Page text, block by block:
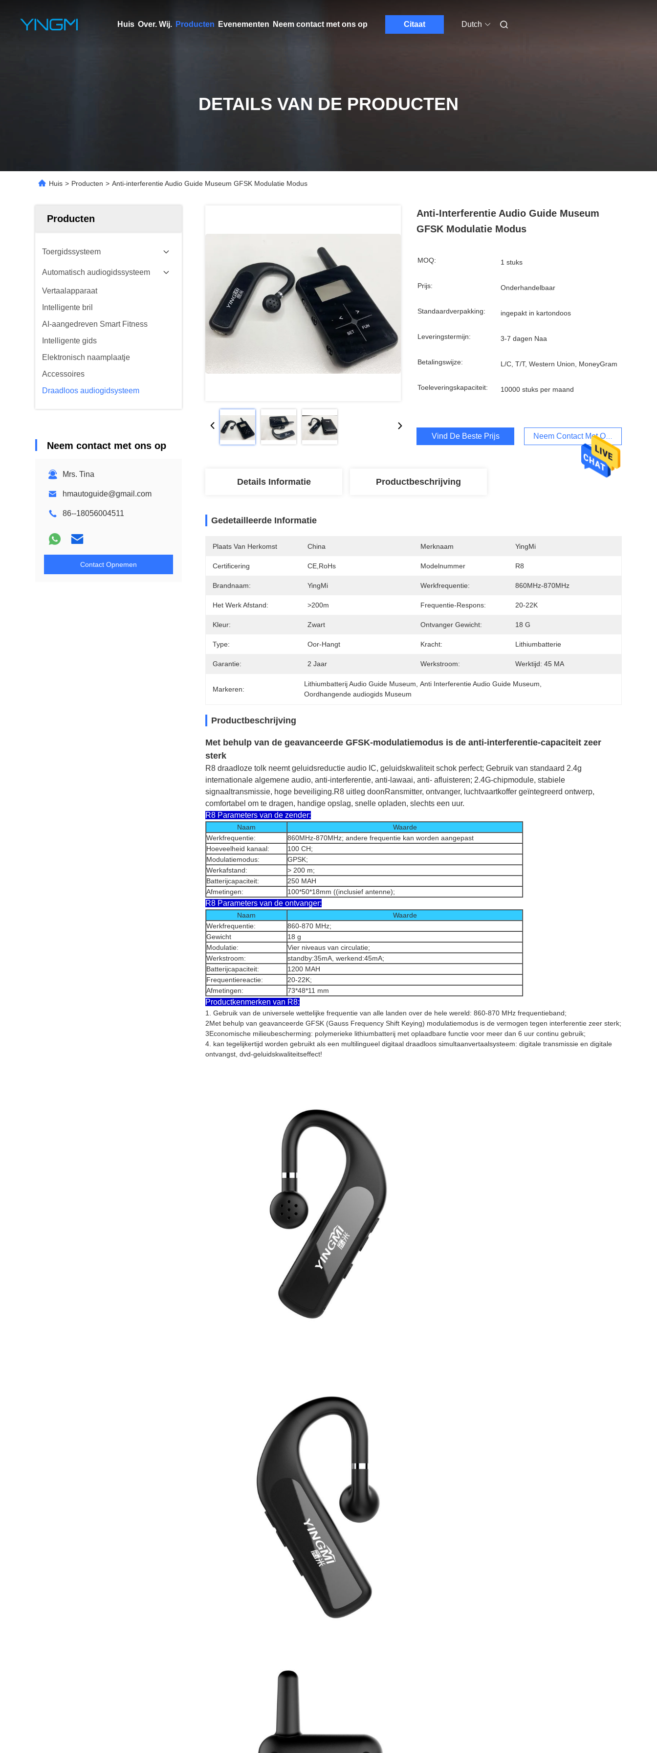
Huis Over. Wij. Producten Evenementen Neem contact met ons op Citaat Dutch
DETAILS VAN DE PRODUCTEN
Huis > Producten > Anti-interferentie Audio Guide Museum GFSK Modulatie Modus
Producten
Toergidssysteem
Automatisch audiogidssysteem
Vertaalapparaat
Intelligente bril
AI-aangedreven Smart Fitness
Intelligente gids
Elektronisch naamplaatje
Accessoires
Draadloos audiogidsysteem
Neem contact met ons op
Mrs. Tina
hmautoguide@gmail.com
86--18056004511
Contact Opnemen
Anti-Interferentie Audio Guide Museum
GFSK Modulatie Modus
MOQ: 1 stuks
Prijs: Onderhandelbaar
Standaardverpakking: ingepakt in kartondoos
Leveringstermijn: 3-7 dagen Naa
Betalingswijze: L/C, T/T, Western Union, MoneyGram
Toeleveringskapaciteit: 10000 stuks per maand
Vind De Beste Prijs Neem Contact Met Ons Op
Details Informatie Productbeschrijving
Gedetailleerde Informatie
Plaats Van Herkomst China Merknaam YingMi
Certificering CE,RoHs Modelnummer R8
Brandnaam: YingMi Werkfrequentie: 860MHz-870MHz
Het Werk Afstand: >200m Frequentie-Respons: 20-22K
Kleur: Zwart Ontvanger Gewicht: 18 G
Type: Oor-Hangt Kracht: Lithiumbatterie
Garantie: 2 Jaar Werkstroom: Werktijd: 45 MA
Markeren:
Lithiumbatterij Audio Guide Museum , Anti Interferentie Audio Guide Museum
Oordhangende audiogids Museum
Productbeschrijving
Met behulp van de geavanceerde GFSK-modulatiemodus is de anti-interferentie-capaciteit zeer
sterk
R8 draadloze tolk neemt geluidsreductie audio IC, geluidskwaliteit schok perfect; Gebruik van standaard 2.4g
internationale algemene audio, anti-interferentie, anti-lawaai, anti- afluisteren; 2.4G-chipmodule, stabiele
signaaltransmissie, hoge beveiliging.R8 uitleg doortRansmitter, ontvanger, luchtvaartkoffer geïntegreerd ontwerp,
comfortabel om te dragen, handige opslag, snelle opladen, slechts een uur.
R8 Parameters van de zender:
Naam
Waarde
Werkfrequentie:
860MHz-870MHz; andere frequentie kan worden aangepast
Hoeveelheid kanaal:
100 CH;
Modulatiemodus:
GPSK;
Werkafstand:
> 200 m;
Batterijcapaciteit:
250 MAH
Afmetingen:
100*50*18mm ((inclusief antenne);
R8 Parameters van de ontvanger:
Naam
Waarde
Werkfrequentie:
860-870 MHz;
Gewicht
18 g
Modulatie:
Vier niveaus van circulatie;
Werkstroom:
standby:35mA, werkend:45mA;
Batterijcapaciteit:
1200 MAH
Frequentiereactie:
20-22K;
Afmetingen:
73*48*11 mm
Productkenmerken van R8:
1. Gebruik van de universele wettelijke frequentie van alle landen over de hele wereld: 860-870 MHz frequentieband;
2Met behulp van geavanceerde GFSK (Gauss Frequency Shift Keying) modulatiemodus is de vermogen tegen interferentie zeer sterk;
3Economische milieubescherming: polymerieke lithiumbatterij met oplaadbare functie voor meer dan 6 uur continu gebruik;
4. kan tegelijkertijd worden gebruikt als een multilingueel digitaal draadloos simultaanvertaalsysteem: digitale transmissie en digitale
ontvangst, dvd-geluidskwaliteitseffect!